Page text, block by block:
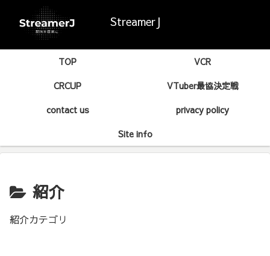
StreamerJ
TOP
VCR
CRCUP
VTuber最協決定戦
contact us
privacy policy
Site info
紹介
紹介カテゴリ